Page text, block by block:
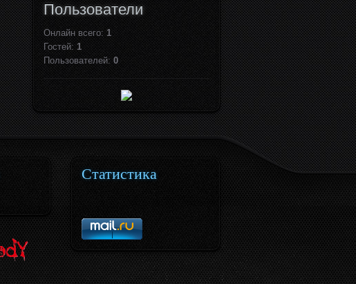
Пользователи
Онлайн всего:1
Гостей: 1
Пользователей: 0
Статистика